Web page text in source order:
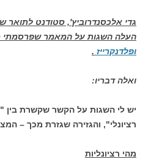
גדי אלכסנדרוביץ', סטודנט לתואר
העלה השגות על המאמר שפרסמתי
ופלדנקרייז .
ואלה דבריו:
יש לי השגות על הקשר שקשרת בין
רציונלי", והגזירה שגזרת מכך –
מהי רציונליות